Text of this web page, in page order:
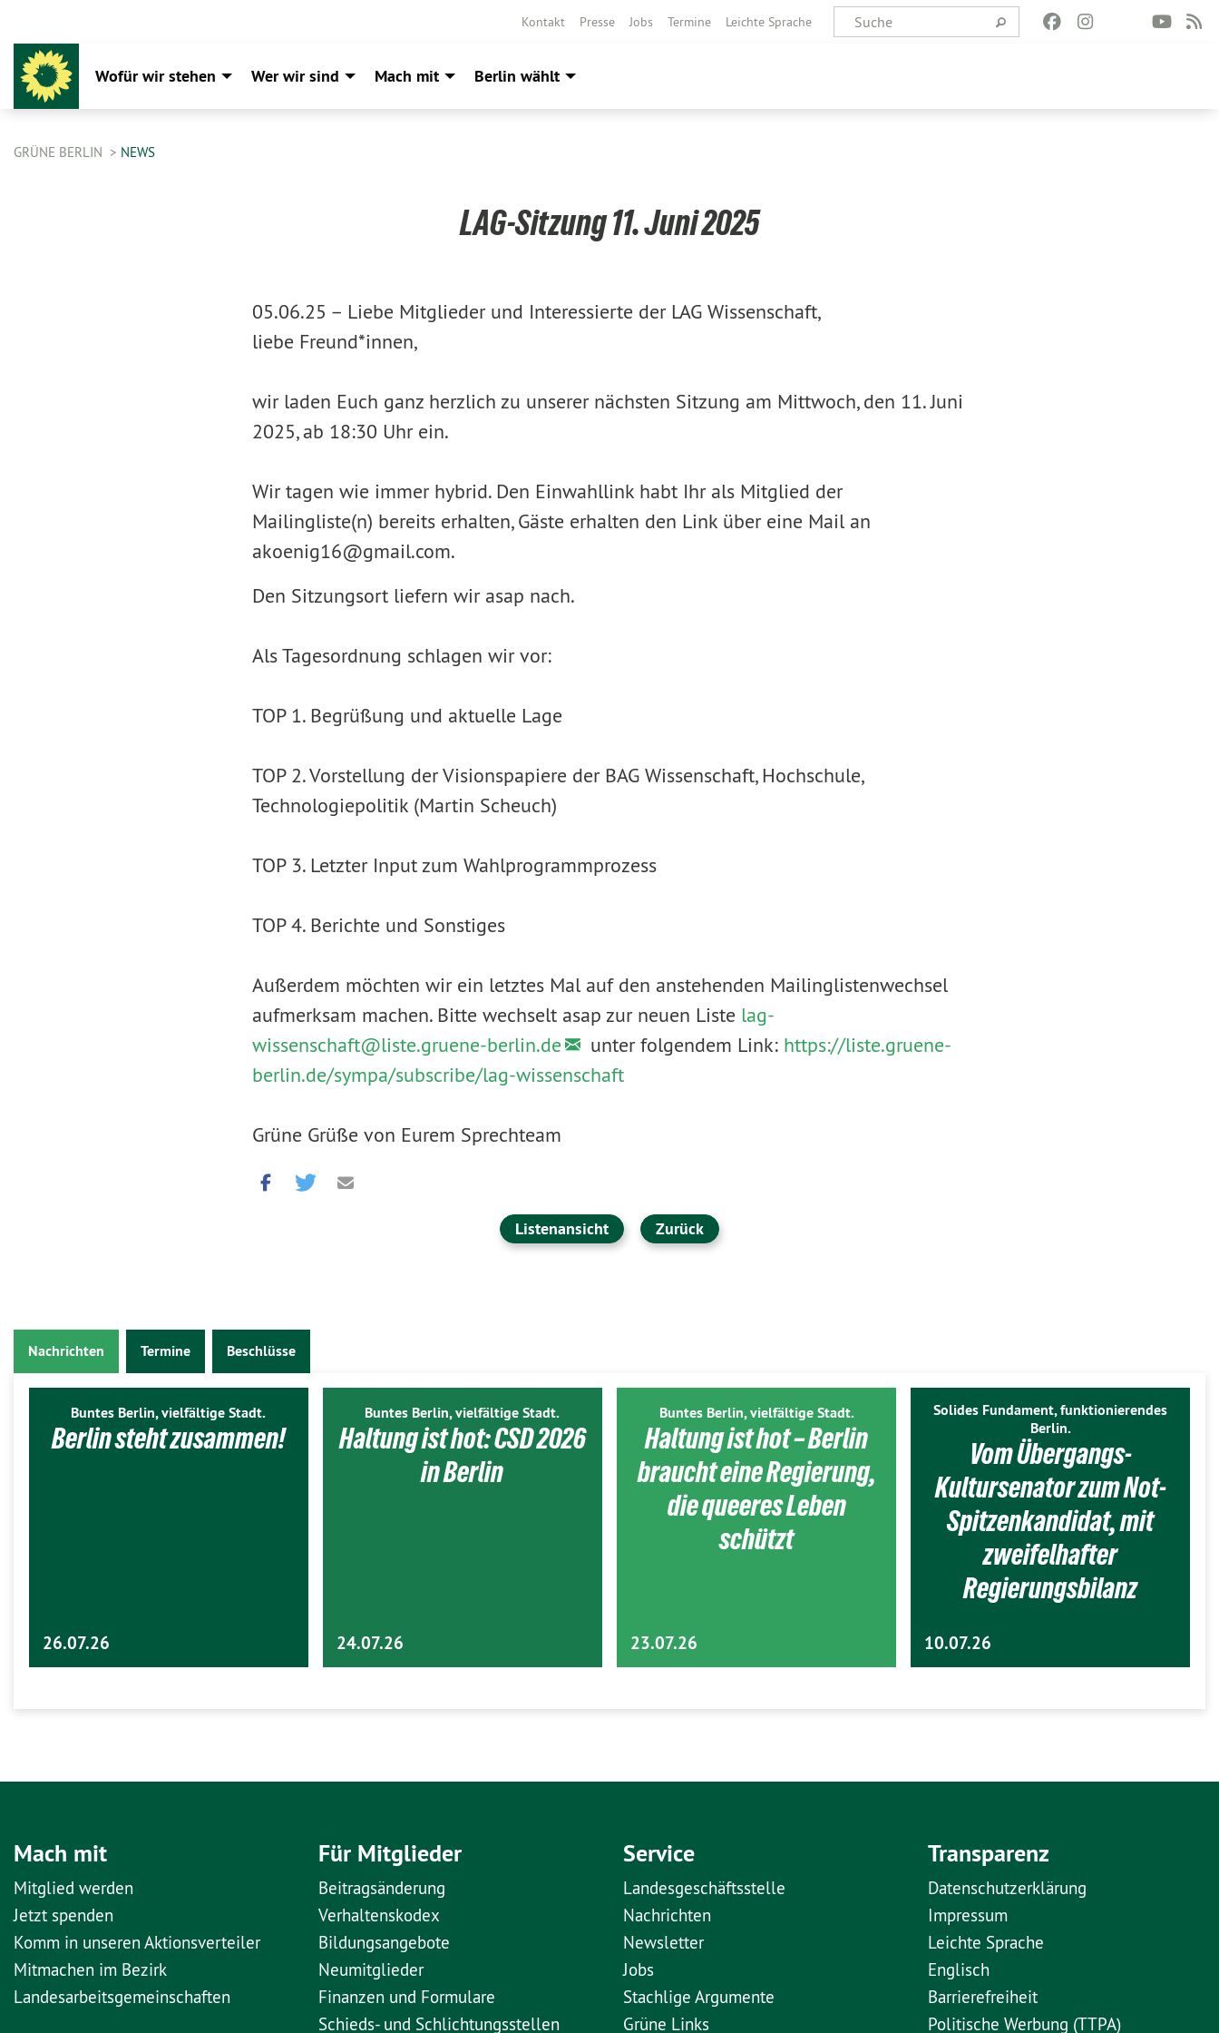
Kontakt Presse Jobs Termine Leichte Sprache
Wofür wir stehen Wer wir sind Mach mit Berlin wählt
GRÜNE BERLIN NEWS
LAG-Sitzung 11. Juni 2025
05.06.25 – Liebe Mitglieder und Interessierte der LAG Wissenschaft,
liebe Freund*innen,
wir laden Euch ganz herzlich zu unserer nächsten Sitzung am Mittwoch, den 11. Juni
2025, ab 18:30 Uhr ein.
Wir tagen wie immer hybrid. Den Einwahllink habt Ihr als Mitglied der
Mailingliste(n) bereits erhalten, Gäste erhalten den Link über eine Mail an
akoenig16@gmail.com.
Den Sitzungsort liefern wir asap nach.
Als Tagesordnung schlagen wir vor:
TOP 1. Begrüßung und aktuelle Lage
TOP 2. Vorstellung der Visionspapiere der BAG Wissenschaft, Hochschule,
Technologiepolitik (Martin Scheuch)
TOP 3. Letzter Input zum Wahlprogrammprozess
TOP 4. Berichte und Sonstiges
Außerdem möchten wir ein letztes Mal auf den anstehenden Mailinglistenwechsel
aufmerksam machen. Bitte wechselt asap zur neuen Liste lag-
wissenschaft@liste.gruene-berlin.de unter folgendem Link: https://liste.gruene-
berlin.de/sympa/subscribe/lag-wissenschaft
Grüne Grüße von Eurem Sprechteam
Listenansicht Zurück
Nachrichten Termine Beschlüsse
Buntes Berlin, vielfältige Stadt.
Berlin steht zusammen!
26.07.26
Buntes Berlin, vielfältige Stadt.
Haltung ist hot: CSD 2026
in Berlin
24.07.26
Buntes Berlin, vielfältige Stadt.
Haltung ist hot – Berlin
braucht eine Regierung,
die queeres Leben
schützt
23.07.26
Solides Fundament, funktionierendes
Berlin.
Vom Übergangs-
Kultursenator zum Not-
Spitzenkandidat, mit
zweifelhafter
Regierungsbilanz
10.07.26
Mach mit
Mitglied werden
Jetzt spenden
Komm in unseren Aktionsverteiler
Mitmachen im Bezirk
Landesarbeitsgemeinschaften
Für Mitglieder
Beitragsänderung
Verhaltenskodex
Bildungsangebote
Neumitglieder
Finanzen und Formulare
Schieds- und Schlichtungsstellen
Service
Landesgeschäftsstelle
Nachrichten
Newsletter
Jobs
Stachlige Argumente
Grüne Links
Transparenz
Datenschutzerklärung
Impressum
Leichte Sprache
Englisch
Barrierefreiheit
Politische Werbung (TTPA)